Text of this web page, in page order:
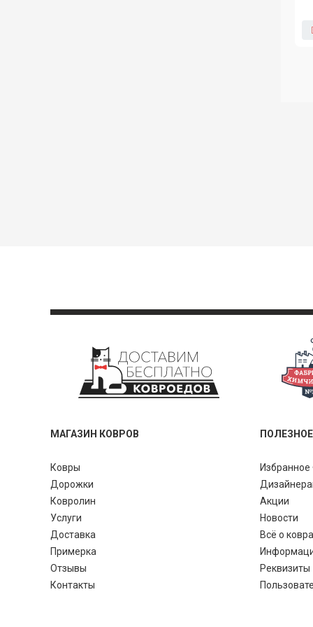
МАГАЗИН КОВРОВ
Ковры
Дорожки
Ковролин
Услуги
Доставка
Примерка
Отзывы
Контакты
ПОЛЕЗНОЕ
Акции
Новости
Всё о
Реквизиты